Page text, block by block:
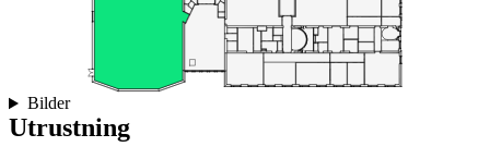
Bilder
Utrustning